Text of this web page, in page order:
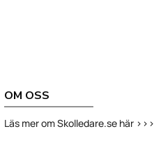
OM OSS
Läs mer om Skolledare.se här >>>